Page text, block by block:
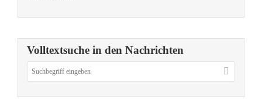
Volltextsuche in den Nachrichten